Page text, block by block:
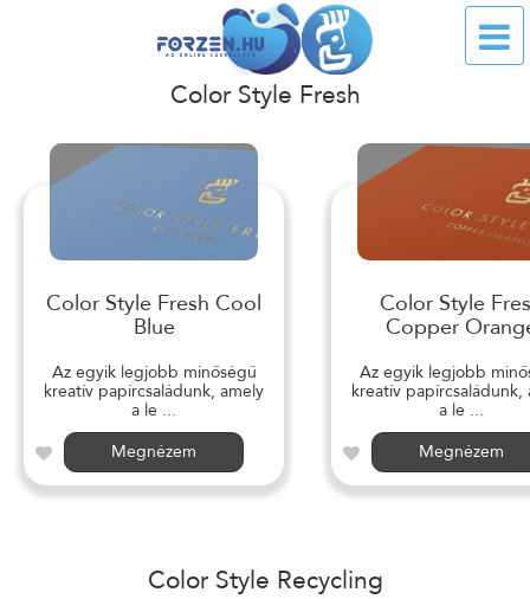
Color Style Fresh
Color Style Fresh Cool
Blue
Az egyik legjobb minőségű
kreatív papírcsaládunk, amely
a le ...
Megnézem
Color Style
Copper
Az egyik legjobb
kreatív papírcsaládunk,
a le ...
Megnézem
Color Style Recycling